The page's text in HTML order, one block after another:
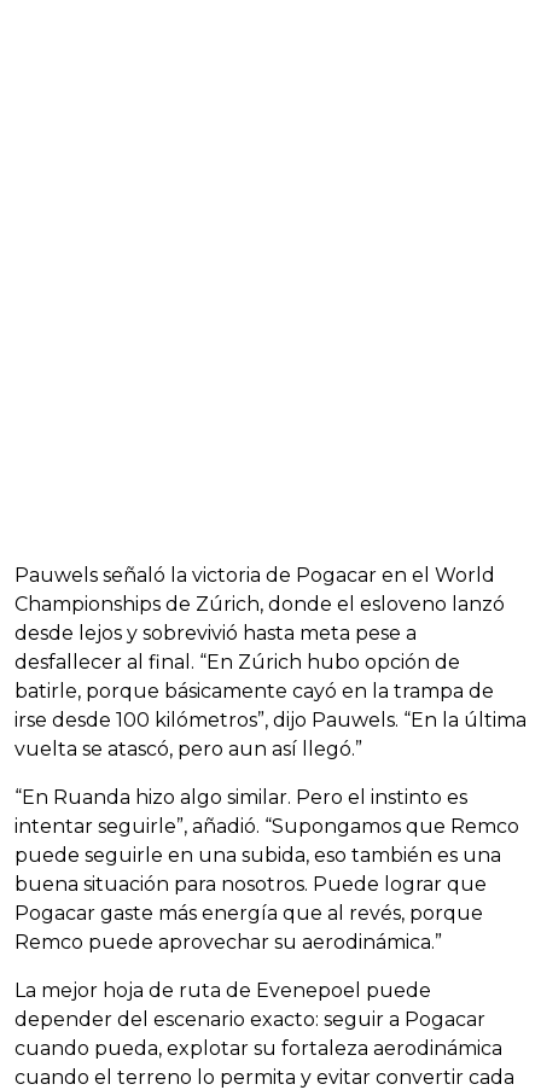
Pauwels señaló la victoria de Pogacar en el World
Championships de Zúrich, donde el esloveno lanzó
desde lejos y sobrevivió hasta meta pese a
desfallecer al final. “En Zúrich hubo opción de
batirle, porque básicamente cayó en la trampa de
irse desde 100 kilómetros”, dijo Pauwels. “En la última
vuelta se atascó, pero aun así llegó.”
“En Ruanda hizo algo similar. Pero el instinto es
intentar seguirle”, añadió. “Supongamos que Remco
puede seguirle en una subida, eso también es una
buena situación para nosotros. Puede lograr que
Pogacar gaste más energía que al revés, porque
Remco puede aprovechar su aerodinámica.”
La mejor hoja de ruta de Evenepoel puede
depender del escenario exacto: seguir a Pogacar
cuando pueda, explotar su fortaleza aerodinámica
cuando el terreno lo permita y evitar convertir cada